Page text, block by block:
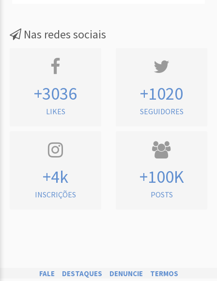
Nas redes sociais
+3036
LIKES
+1020
SEGUIDORES
+4k
INSCRIÇÕES
+100K
POSTS
FALE DESTAQUES DENUNCIE TERMOS